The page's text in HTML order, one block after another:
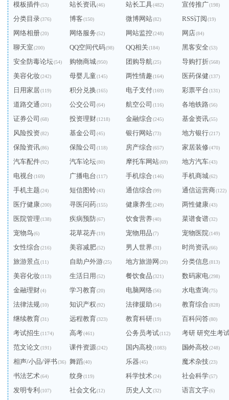
模板插件(53) 站长资讯(46) 站长工具(482) 宣传推广(198)
分类目录(376) 博客(150) 微博网站(82) RSS订阅(19)
网络相册(20) 网络服务(52) 网站监控(248) 网店(84)
聊天室(200) QQ空间代码(98) QQ相关(184) 黑客安全(53)
安全防毒论坛(54) 购物商城(950) 团购导航(25) 导购打折(568)
美容化妆(242) 母婴儿童(145) 两性情趣(164) 医药保健(137)
日用家居(119) 积分兑换(165) 电子支付(169) 彩票平台(131)
道路交通(201) 公交公司 (64) 航空公司 (116) 各地铁路(56)
证券公司 (68) 投资理财(1218) 金融综合(245) 基金资讯(55)
风险投资(82) 基金公司 (45) 银行网站(73) 地方银行(217)
保险资讯(86) 保险公司 (118) 房产综合(657) 家居装修(470)
汽车配件(92) 汽车论坛(80) 摩托车网站(69) 地方汽车(43)
电视台(169) 广播电台(117) 手机综合(146) 手机商城(62)
手机主题(24) 短信图铃(43) 通信综合(99) 通信运营商(122)
医疗健康(200) 寻医问药(155) 健康养生(249) 两性健康(43)
医院管理(138) 疾病预防(67) 饮食营养(40) 菜谱食谱(32)
宠物鸟(6) 花草花卉(19) 宠物用品(7) 宠物医院(149)
女性综合(216) 美容减肥(52) 男人世界(31) 时尚资讯(66)
旅游景点(11) 自助户外游(25) 地方旅游网 (20) 分类信息(813)
美容化妆(113) 生活日用 (52) 餐饮食品(321) 数码家电(298)
金融理财(4) 学习教育(20) 电脑网络(56) 水电查询(75)
法律法规(10) 知识产权(92) 法律援助(54) 教育综合(828)
继续教育(31) 远程教育(323) 教育科研(19) 百科问答(80)
考试招生(1174) 高考(461) 公务员考试(112) 考研 研究生考
(240)
范文论文(191) 课件资源(242) 国内高校(1083) 国外高校(248)
相声/小品/评书(36) 舞蹈(40) 乐器(45) 魔术杂技(23)
书法艺术(64) 纹身(119) 科学技术(24) 社会科学(57)
发明专利 (107) 社会文化(12) 历史人文(32) 语言文字(6)